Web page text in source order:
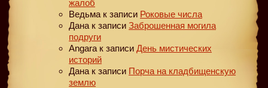
жалоб
Ведьма к записи Роковые числа
Дана к записи Заброшенная могила
подруги
Angara к записи День мистических
историй
Дана к записи Порча на кладбищенскую
землю